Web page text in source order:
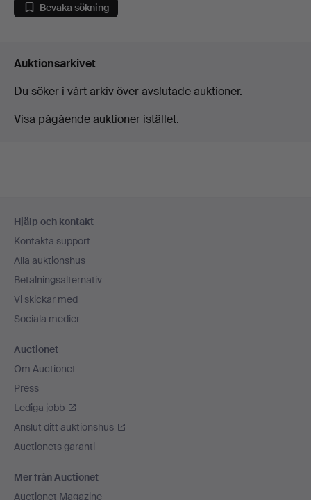
Bevaka sökning
Auktionsarkivet
Du söker i vårt arkiv över avslutade auktioner.
Visa pågående auktioner istället.
Hjälp och kontakt
Kontakta support
Alla auktionshus
Betalningsalternativ
Vi skickar med
Sociala medier
Auctionet
Om Auctionet
Press
Lediga jobb
Anslut ditt auktionshus
Auctionets garanti
Mer från Auctionet
Auctionet Magazine